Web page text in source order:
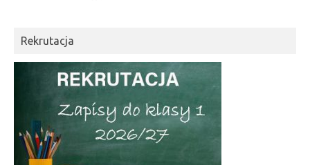
Rekrutacja